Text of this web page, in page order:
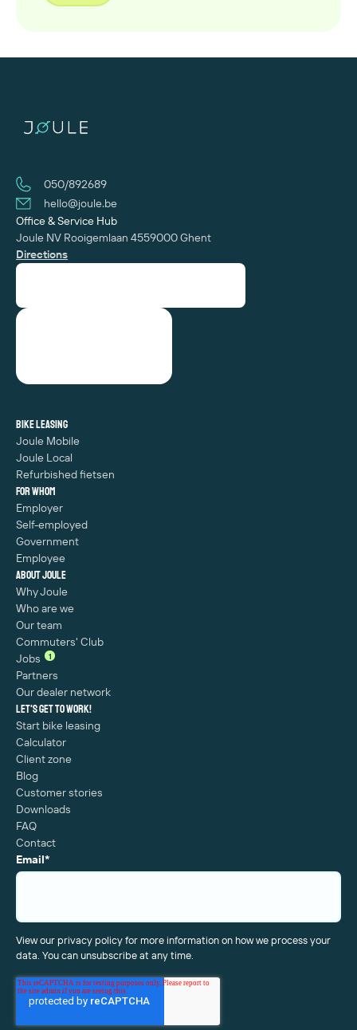
050/892689
hello@joule.be
Office & Service Hub
Joule NV Rooigemlaan 455‍9000 Ghent
Directions
Bike leasing
Joule Mobile
Joule Local
Refurbished fietsen
For whom
Employer
Self-employed
Government
Employee
About Joule
Why Joule
Who are we
Our team
Commuters' Club
Jobs
1
Partners
Our dealer network
Let's get to work!
Start bike leasing
Calculator
Client zone
Blog
Customer stories
Downloads
FAQ
Contact
Email*
View our privacy policy for more information on how we process your
data. You can unsubscribe at any time.